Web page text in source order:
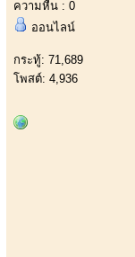
ความหื่น : 0
ออนไลน์
กระทู้: 71,689
โพสต์: 4,936